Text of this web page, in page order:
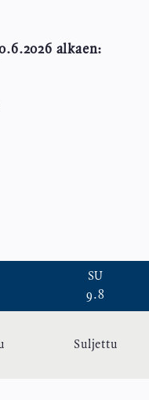
alkaen:
SU
9.8
Suljettu